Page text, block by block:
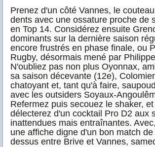
Prenez d'un côté Vannes, le
dents avec une ossature proche de
en Top 14. Considérez ensuite
dominants sur la dernière saison
encore frustrés en phase finale, ou
Rugby, désormais mené par
N'oubliez pas non plus Oyonnax,
sa saison décevante (12e),
chatoyant et, tant qu'à faire,
avec les outsiders Soyaux-
Refermez puis secouez le shaker,
délecterez d'un cocktail Pro D2 aux
inattendues mais entraînantes.
une affiche digne d'un bon match
dessus entre Brive et Vannes,